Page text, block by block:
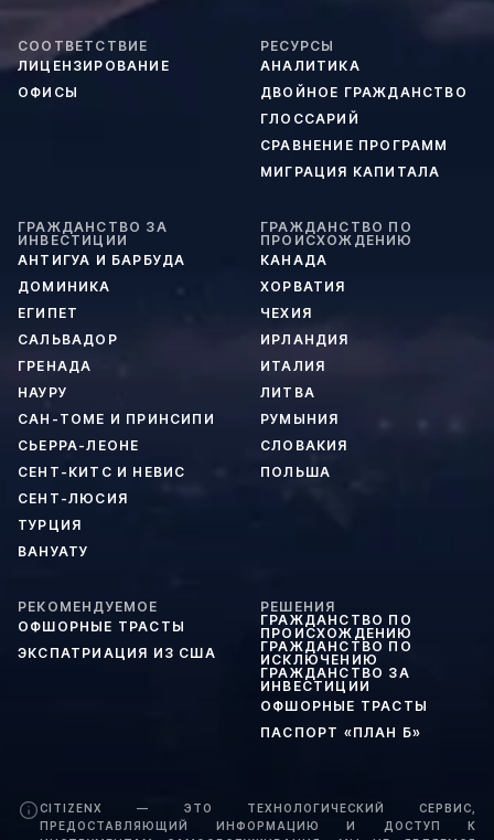
СООТВЕТСТВИЕ
ЛИЦЕНЗИРОВАНИЕ
ОФИСЫ
РЕСУРСЫ
АНАЛИТИКА
ДВОЙНОЕ ГРАЖДАНСТВО
ГЛОССАРИЙ
СРАВНЕНИЕ ПРОГРАММ
МИГРАЦИЯ КАПИТАЛА
ГРАЖДАНСТВО ЗА
ИНВЕСТИЦИИ
АНТИГУА И БАРБУДА
ДОМИНИКА
ЕГИПЕТ
САЛЬВАДОР
ГРЕНАДА
НАУРУ
САН-ТОМЕ И ПРИНСИПИ
СЬЕРРА-ЛЕОНЕ
СЕНТ-КИТС И НЕВИС
СЕНТ-ЛЮСИЯ
ТУРЦИЯ
ВАНУАТУ
ГРАЖДАНСТВО ПО
ПРОИСХОЖДЕНИЮ
КАНАДА
ХОРВАТИЯ
ЧЕХИЯ
ИРЛАНДИЯ
ИТАЛИЯ
ЛИТВА
РУМЫНИЯ
СЛОВАКИЯ
ПОЛЬША
РЕКОМЕНДУЕМОЕ
ОФШОРНЫЕ ТРАСТЫ
ЭКСПАТРИАЦИЯ ИЗ США
РЕШЕНИЯ
ГРАЖДАНСТВО ПО
ПРОИСХОЖДЕНИЮ
ГРАЖДАНСТВО ПО
ИСКЛЮЧЕНИЮ
ГРАЖДАНСТВО ЗА
ИНВЕСТИЦИИ
ОФШОРНЫЕ ТРАСТЫ
ПАСПОРТ «ПЛАН Б»
CITIZENX — ЭТО ТЕХНОЛОГИЧЕСКИЙ СЕРВИС,
ПРЕДОСТАВЛЯЮЩИЙ ИНФОРМАЦИЮ И ДОСТУП К